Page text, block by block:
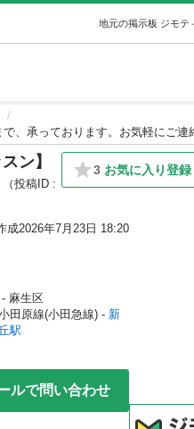
地元の掲示板 ジモテ
、承っております。お気軽にご連
ン】
（投稿ID :
3 お気に入り登録
成2026年7月23日 18:20
- 麻生区
田原線(小田急線) - 新
駅
ルで問い合わせ